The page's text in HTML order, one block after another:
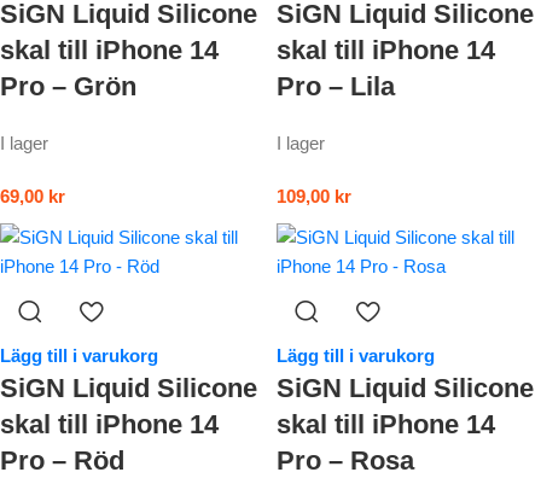
SiGN Liquid Silicone
skal till iPhone 14
Pro – Grön
I lager
69,00 kr
SiGN Liquid Silicone
skal till iPhone 14
Pro – Lila
I lager
109,00 kr
Lägg till i varukorg
SiGN Liquid Silicone
skal till iPhone 14
Pro – Röd
Lägg till i varukorg
SiGN Liquid Silicone
skal till iPhone 14
Pro – Rosa